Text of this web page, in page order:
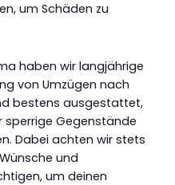
um Schäden zu
haben wir langjährige
von Umzügen nach
bestens ausgestattet,
Gegenstände
Dabei achten wir stets
und
um deinen